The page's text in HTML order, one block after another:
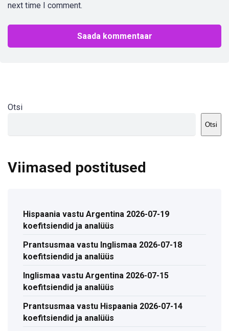
next time I comment.
Otsi
Otsi
Viimased postitused
Hispaania vastu Argentina 2026-07-19
koefitsiendid ja analüüs
Prantsusmaa vastu Inglismaa 2026-07-18
koefitsiendid ja analüüs
Inglismaa vastu Argentina 2026-07-15
koefitsiendid ja analüüs
Prantsusmaa vastu Hispaania 2026-07-14
koefitsiendid ja analüüs